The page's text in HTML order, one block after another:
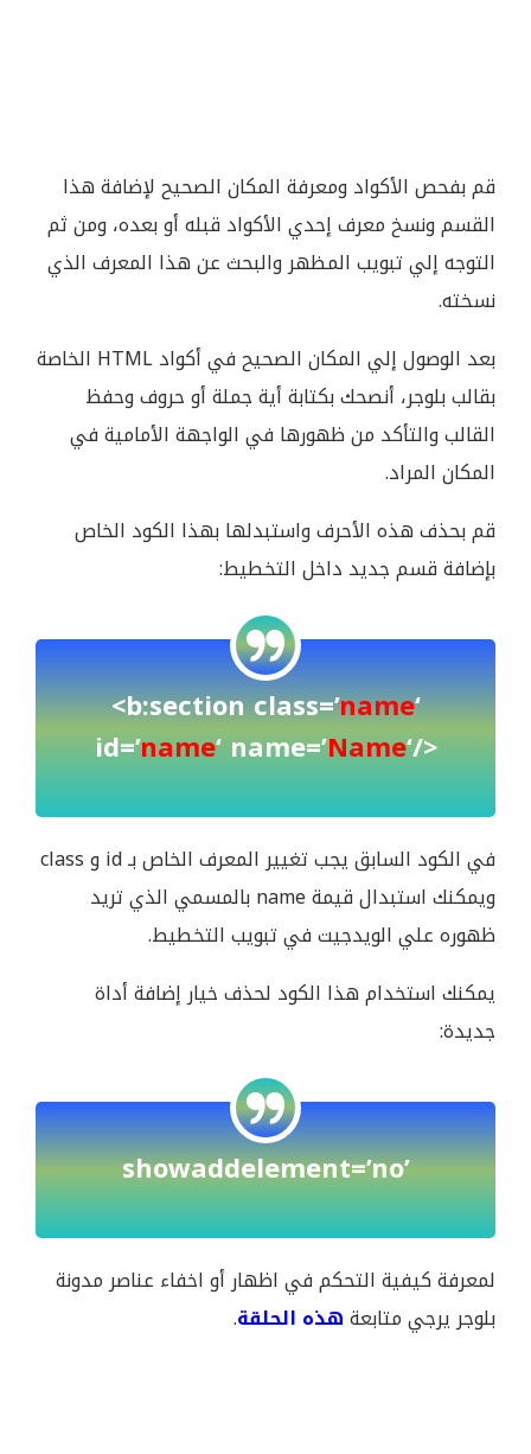
قم بفحص الأكواد ومعرفة المكان الصحيح لإضافة هذا
القسم ونسخ معرف إحدي الأكواد قبله أو بعده، ومن ثم
التوجه إلي تبويب المظهر والبحث عن هذا المعرف الذي
نسخته.
بعد الوصول إلي المكان الصحيح في أكواد HTML الخاصة
بقالب بلوجر، أنصحك بكتابة أية جملة أو حروف وحفظ
القالب والتأكد من ظهورها في الواجهة الأمامية في
المكان المراد.
قم بحذف هذه الأحرف واستبدلها بهذا الكود الخاص
بإضافة قسم جديد داخل التخطيط:
<b:section class=’name‘
id=’name‘ name=’Name‘/>
في الكود السابق يجب تغيير المعرف الخاص بـ id و class
ويمكنك استبدال قيمة name بالمسمي الذي تريد
ظهوره علي الويدجيت في تبويب التخطيط.
يمكنك استخدام هذا الكود لحذف خيار إضافة أداة
جديدة:
showaddelement=’no’
لمعرفة كيفية التحكم في اظهار أو اخفاء عناصر مدونة
بلوجر يرجي متابعةهذه الحلقة.